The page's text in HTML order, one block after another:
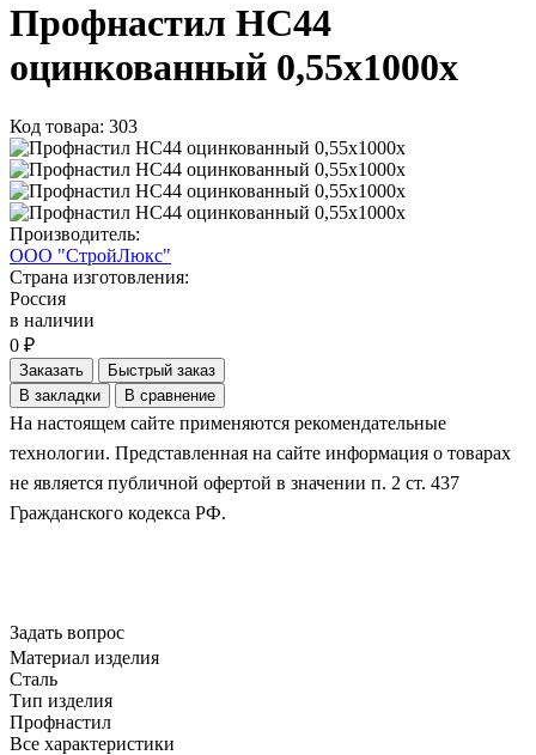
Профнастил НС44
оцинкованный 0,55х1000х
Код товара: 303
Производитель:
ООО "СтройЛюкс"
Страна изготовления:
Россия
в наличии
0 ₽
Заказать
Быстрый заказ
В закладки
В сравнение
На настоящем сайте применяются рекомендательные
технологии. Представленная на сайте информация о товарах
не является публичной офертой в значении п. 2 ст. 437
Гражданского кодекса РФ.
Задать вопрос
Материал изделия
Сталь
Тип изделия
Профнастил
Все характеристики